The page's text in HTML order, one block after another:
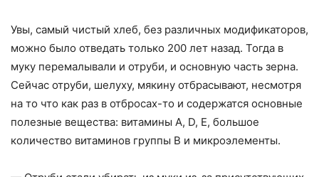
Увы, самый чистый хлеб, без различных модификаторов,
можно было отведать только 200 лет назад. Тогда в
муку перемалывали и отруби, и основную часть зерна.
Сейчас отруби, шелуху, мякину отбрасывают, несмотря
на то что как раз в отбросах-то и содержатся основные
полезные вещества: витамины А, D, Е, большое
количество витаминов группы В и микроэлементы.